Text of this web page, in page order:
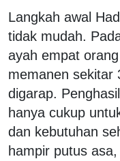
Langkah awal
tidak mudah.
ayah empat
memanen sekitar
digarap.
hanya cukup
dan kebutuhan
hampir putus asa,